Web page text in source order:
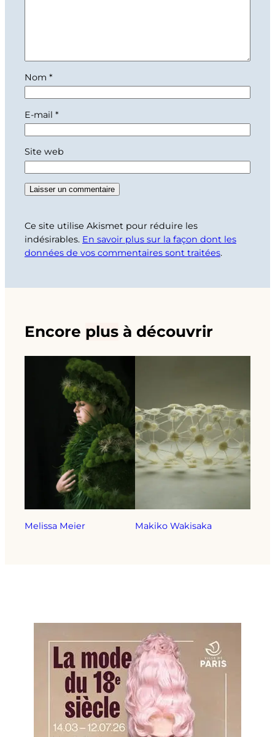
Nom *
E-mail *
Site web
Ce site utilise Akismet pour réduire les
indésirables. En savoir plus sur la façon dont les
données de vos commentaires sont traitées.
Encore plus à découvrir
Melissa Meier Makiko Wakisaka